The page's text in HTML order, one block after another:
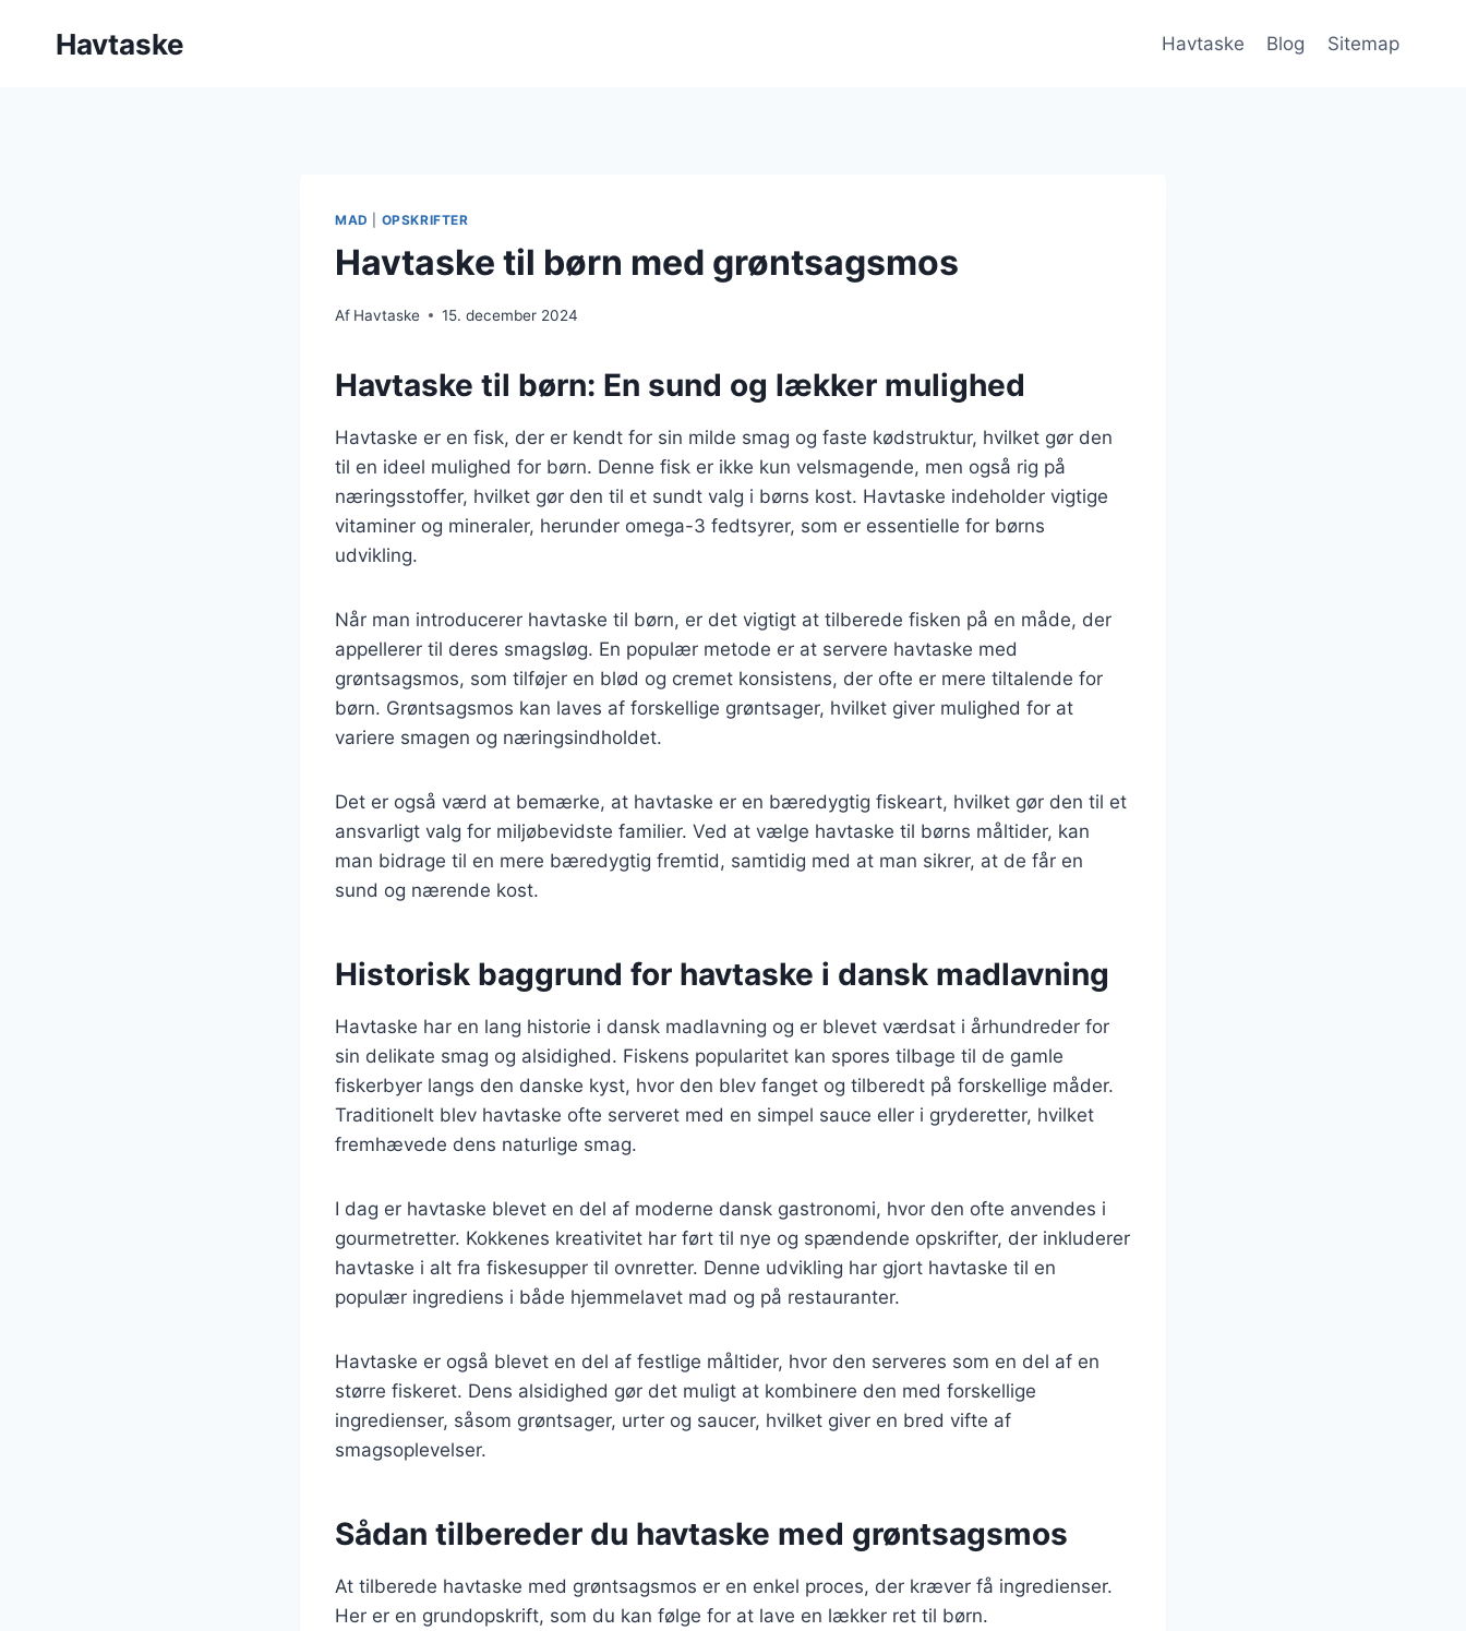
Havtaske Havtaske Blog Sitemap
MAD OPSKRIFTER
Havtaske til børn med grøntsagsmos
Af Havtaske 15. december 2024
Havtaske til børn: En sund og lækker mulighed
Havtaske er en fisk, der er kendt for sin milde smag og faste kødstruktur, hvilket gør den
til en ideel mulighed for børn. Denne fisk er ikke kun velsmagende, men også rig på
næringsstoffer, hvilket gør den til et sundt valg i børns kost. Havtaske indeholder vigtige
vitaminer og mineraler, herunder omega-3 fedtsyrer, som er essentielle for børns
udvikling.
Når man introducerer havtaske til børn, er det vigtigt at tilberede fisken på en måde, der
appellerer til deres smagsløg. En populær metode er at servere havtaske med
grøntsagsmos, som tilføjer en blød og cremet konsistens, der ofte er mere tiltalende for
børn. Grøntsagsmos kan laves af forskellige grøntsager, hvilket giver mulighed for at
variere smagen og næringsindholdet.
Det er også værd at bemærke, at havtaske er en bæredygtig fiskeart, hvilket gør den til et
ansvarligt valg for miljøbevidste familier. Ved at vælge havtaske til børns måltider, kan
man bidrage til en mere bæredygtig fremtid, samtidig med at man sikrer, at de får en
sund og nærende kost.
Historisk baggrund for havtaske i dansk madlavning
Havtaske har en lang historie i dansk madlavning og er blevet værdsat i århundreder for
sin delikate smag og alsidighed. Fiskens popularitet kan spores tilbage til de gamle
fiskerbyer langs den danske kyst, hvor den blev fanget og tilberedt på forskellige måder.
Traditionelt blev havtaske ofte serveret med en simpel sauce eller i gryderetter, hvilket
fremhævede dens naturlige smag.
I dag er havtaske blevet en del af moderne dansk gastronomi, hvor den ofte anvendes i
gourmetretter. Kokkenes kreativitet har ført til nye og spændende opskrifter, der inkluderer
havtaske i alt fra fiskesupper til ovnretter. Denne udvikling har gjort havtaske til en
populær ingrediens i både hjemmelavet mad og på restauranter.
Havtaske er også blevet en del af festlige måltider, hvor den serveres som en del af en
større fiskeret. Dens alsidighed gør det muligt at kombinere den med forskellige
ingredienser, såsom grøntsager, urter og saucer, hvilket giver en bred vifte af
smagsoplevelser.
Sådan tilbereder du havtaske med grøntsagsmos
At tilberede havtaske med grøntsagsmos er en enkel proces, der kræver få ingredienser.
Her er en grundopskrift, som du kan følge for at lave en lækker ret til børn.